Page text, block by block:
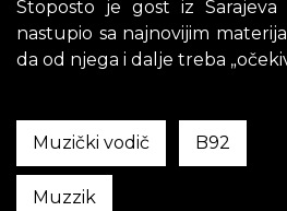
Stoposto je gost iz
nastupio sa najnovijim
da od njega i dalje treba
Muzički vodič B92
Muzzik